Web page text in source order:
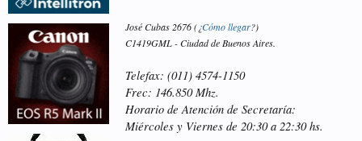
José Cubas 2676 (¿Cómo llegar?)
C1419GML - Ciudad de Buenos Aires.
Telefax: (011) 4574-1150
Frec: 146.850 Mhz.
Horario de Atención de Secretaría:
Miércoles y Viernes de 20:30 a 22:30 hs.